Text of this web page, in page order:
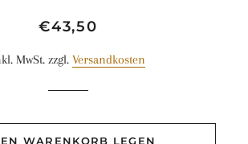
Normaler
Sonderpreis
€43,50
MwSt. zzgl. Versandkosten
WARENKORB LEGEN